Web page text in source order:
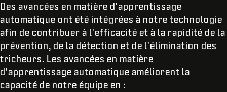
Des avancées en matière d'apprentissage
automatique ont été intégrées à notre technologie
afin de contribuer à l'efficacité et à la rapidité de la
prévention, de la détection et de l'élimination des
tricheurs. Les avancées en matière
d'apprentissage automatique améliorent la
capacité de notre équipe en :